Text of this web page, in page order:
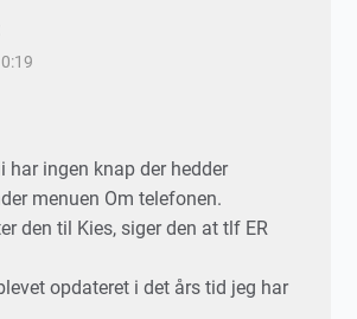
har ingen knap der hedder
menuen Om telefonen.
den til Kies, siger den at tlf ER
opdateret i det års tid jeg har